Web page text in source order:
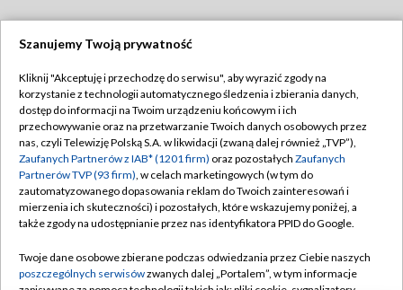
TVP
Abonament TVP
Emisja w TVP
Centrum informacji TVP
Naziemna Telewizja Cyfrowa
Rada Programowa
Regulamin TVP
Polityka prywatności
Moje zgody
Pomoc
Kontakt
Szanujemy Twoją prywatność
Kliknij "Akceptuję i przechodzę do serwisu", aby wyrazić zgody na
korzystanie z technologii automatycznego śledzenia i zbierania danych,
dostęp do informacji na Twoim urządzeniu końcowym i ich
przechowywanie oraz na przetwarzanie Twoich danych osobowych przez
nas, czyli Telewizję Polską S.A. w likwidacji (zwaną dalej również „TVP”),
Zaufanych Partnerów z IAB* (1201 firm) oraz pozostałych Zaufanych
Partnerów TVP (93 firm), w celach marketingowych (w tym do
zautomatyzowanego dopasowania reklam do Twoich zainteresowań i
mierzenia ich skuteczności) i pozostałych, które wskazujemy poniżej, a
także zgody na udostępnianie przez nas identyfikatora PPID do Google.
Twoje dane osobowe zbierane podczas odwiedzania przez Ciebie naszych
poszczególnych serwisówzwanych dalej „Portalem”, w tym informacje